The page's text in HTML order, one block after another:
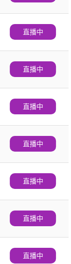
直播中
直播中
直播中
直播中
直播中
直播中
直播中